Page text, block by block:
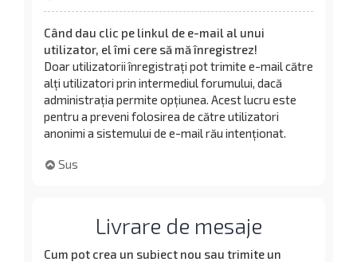
Când dau clic pe linkul de e-mail al unui
utilizator, el îmi cere să mă înregistrez!
Doar utilizatorii înregistrați pot trimite e-mail către
alți utilizatori prin intermediul forumului, dacă
administrația permite opțiunea. Acest lucru este
pentru a preveni folosirea de către utilizatori
anonimi a sistemului de e-mail rău intenționat.
Sus
Livrare de mesaje
Cum pot crea un subiect nou sau trimite un